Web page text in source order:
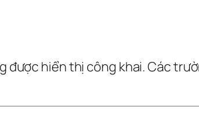
được hiển thị công khai.Các